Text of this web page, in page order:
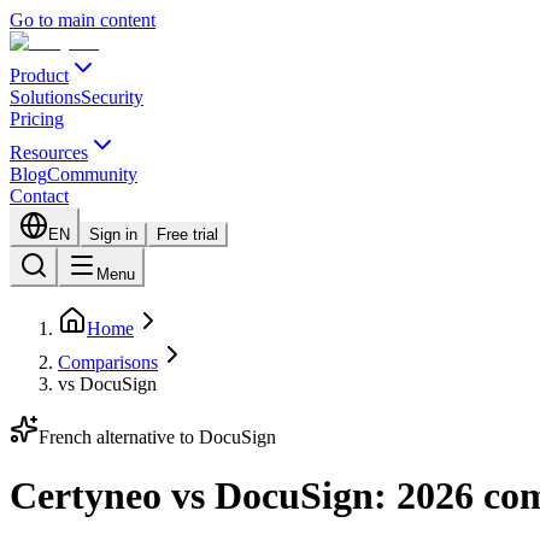
Go to main content
Product
SolutionsSecurity
Pricing
Resources
BlogCommunity
Contact
EN Sign in Free trial
Menu
Home
Comparisons
vs DocuSign
French alternative to DocuSign
Certyneo vs DocuSign: 2026